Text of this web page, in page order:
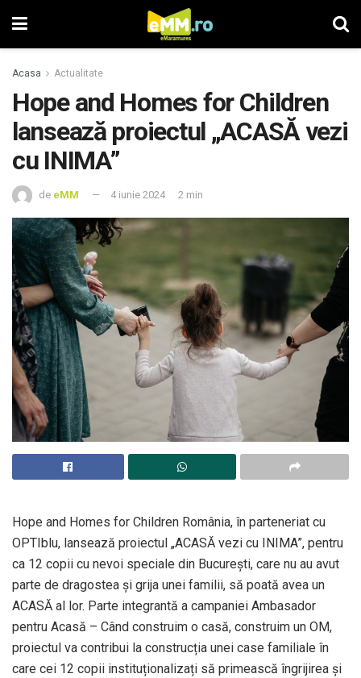
Acasa Actualitate
Hope and Homes for Children
lansează proiectul „ACASĂ vezi
cu INIMA”
de eMM 4 iunie 2024 2 min
Hope and Homes for Children România, în parteneriat cu
OPTIblu, lansează proiectul „ACASĂ vezi cu INIMA”, pentru
ca 12 copii cu nevoi speciale din București, care nu au avut
parte de dragostea și grija unei familii, să poată avea un
ACASĂ al lor. Parte integrantă a campaniei Ambasador
pentru Acasă – Când construim o casă, construim un OM,
proiectul va contribui la construcția unei case familiale în
care cei 12 copii instituționalizați să primească îngrijirea și